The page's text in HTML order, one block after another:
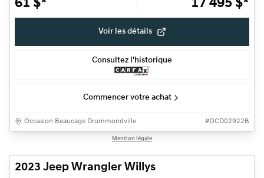
61 $* 17 495 $*
Voir les détails
Consultez l'historique
Commencer votre achat
Occasion Beaucage Drummondville #OCD02922B
Mention légale
2023 Jeep Wrangler Willys